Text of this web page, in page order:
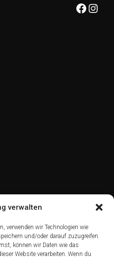
verwalten
verwenden wir Technologien wie
und/oder darauf zuzugreifen.
können wir Daten wie das
Website verarbeiten. Wenn du
Walter Hillebrand GmbH & Co.